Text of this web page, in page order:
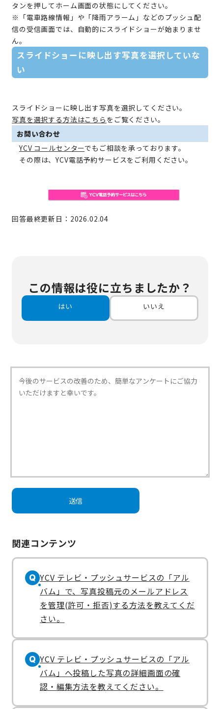
タンを押してホーム画面の状態にしてください。
※「電車路線情報」や「降雨アラーム」などのプッシュ配
信の受信画面では、自動的にスライドショーが始まりませ
ん。
スライドショーに映し出す写真を選択していな
い
スライドショーに映し出す写真を選択してください。
写真を選択する方法はこちら をご覧ください。
お問い合わせ
YCV コールセンターでもご相談を承っております。
その際は、YCV電話予約サービスをご利用ください。
回答最終更新日：2026.02.04
この情報は役に立ちましたか？
はい いいえ
関連コンテンツ
Q YCV テレビ・プッシュサービスの「アル
バム」で、写真投稿元のメールアドレス
を管理(許可・拒否)する方法を教えてくだ
さい。
Q YCV テレビ・プッシュサービスの「アル
バム」へ投稿した写真の詳細画面の確
認・編集方法を教えてください。